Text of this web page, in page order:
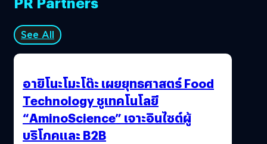
See All
อายิโนะโมะโต๊ะ เผยยุทธศาสตร์ Food
Technology ชูเทคโนโลยี
“AminoScience” เจาะอินไซต์ผู้
บริโภคและ B2B